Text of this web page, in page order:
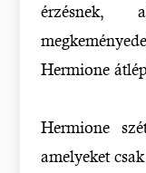
Hermione
Hermione
amelyeket